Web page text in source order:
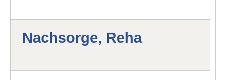
Nachsorge, Reha